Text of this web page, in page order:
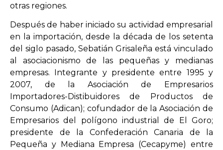
otras regiones.
Después de haber iniciado su actividad empresarial
en la importación, desde la década de los setenta
del siglo pasado, Sebatián Grisaleña está vinculado
al asociacionismo de las pequeñas y medianas
empresas. Integrante y presidente entre 1995 y
2007, de la Asociación de Empresarios
Importadores-Distibuidores de Productos de
Consumo (Adican); cofundador de la Asociación de
Empresarios del polígono industrial de El Goro;
presidente de la Confederación Canaria de la
Pequeña y Mediana Empresa (Cecapyme) entre